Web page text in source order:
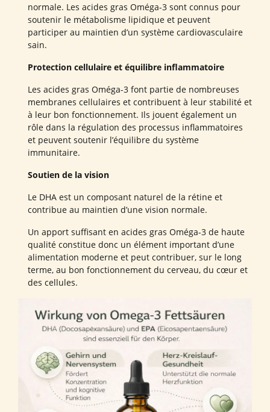
normale. Les acides gras Oméga-3 sont connus pour
soutenir le métabolisme lipidique et peuvent
participer au maintien d’un système cardiovasculaire
sain.
Protection cellulaire et équilibre inflammatoire
Les acides gras Oméga-3 font partie de nombreuses
membranes cellulaires et contribuent à leur stabilité et
à leur bon fonctionnement. Ils jouent également un
rôle dans la régulation des processus inflammatoires
et peuvent soutenir l’équilibre du système
immunitaire.
Soutien de la vision
Le DHA est un composant naturel de la rétine et
contribue au maintien d’une vision normale.
Un apport suffisant en acides gras Oméga-3 de haute
qualité constitue donc un élément important d’une
alimentation moderne et peut contribuer, sur le long
terme, au bon fonctionnement du cerveau, du cœur et
des cellules.